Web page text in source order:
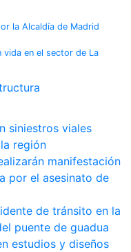
la Alcaldía de Madrid
vida en el sector de La
siniestros viales
región
manifestación
por el asesinato de
de tránsito en la
puente de guadua
estudios y diseños